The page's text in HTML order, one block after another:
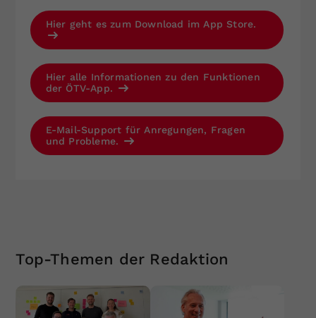
Hier geht es zum Download im App Store.
Hier alle Informationen zu den Funktionen
der ÖTV-App.
E-Mail-Support für Anregungen, Fragen
und Probleme.
Top-Themen der Redaktion